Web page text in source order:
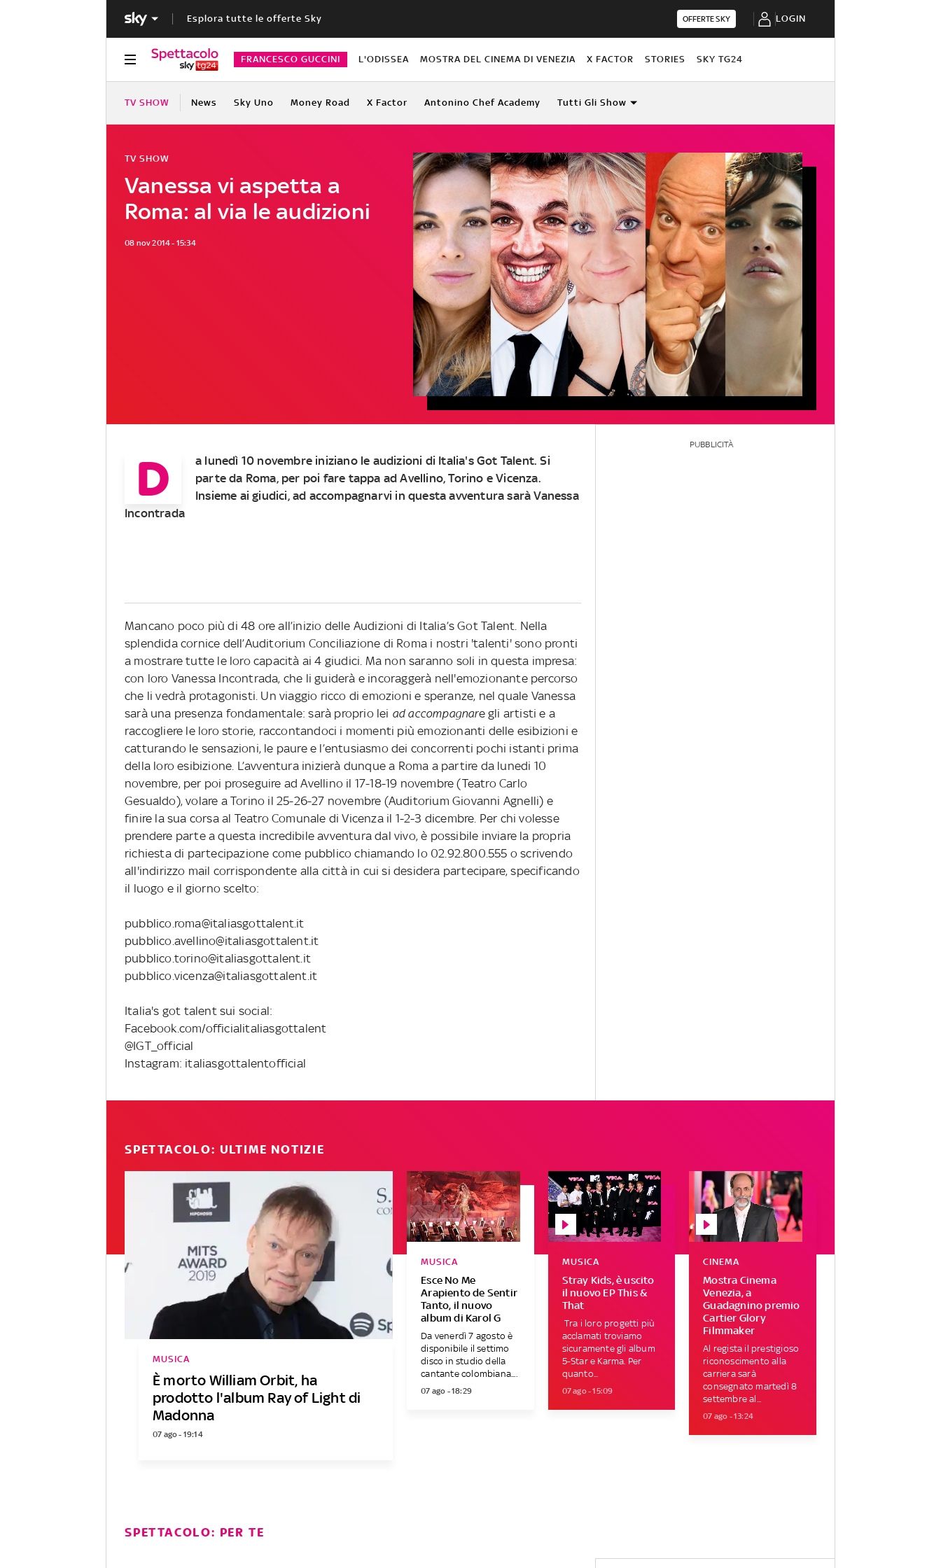
Esplora tutte le offerte Sky OFFERTE SKY LOGIN
FRANCESCO GUCCINI L'ODISSEA MOSTRA DEL CINEMA DI VENEZIA X FACTOR STORIES SKY TG24
TV SHOW News Sky Uno Money Road X Factor Antonino Chef Academy Tutti Gli Show
Vanessa vi aspetta a
Roma: al via le audizioni
TV SHOW
08 nov 2014 - 15:34
D
a lunedì 10 novembre iniziano le audizioni di Italia's Got Talent. Si
parte da Roma, per poi fare tappa ad Avellino, Torino e Vicenza.
Insieme ai giudici, ad accompagnarvi in questa avventura sarà Vanessa
Incontrada
Mancano poco più di 48 ore all’inizio delle Audizioni di Italia’s Got Talent. Nella
splendida cornice dell’Auditorium Conciliazione di Roma i nostri 'talenti' sono pronti
a mostrare tutte le loro capacità ai 4 giudici. Ma non saranno soli in questa impresa:
con loro Vanessa Incontrada, che li guiderà e incoraggerà nell'emozionante percorso
che li vedrà protagonisti. Un viaggio ricco di emozioni e speranze, nel quale Vanessa
sarà una presenza fondamentale: sarà proprio lei ad accompagnare gli artisti e a
raccogliere le loro storie, raccontandoci i momenti più emozionanti delle esibizioni e
catturando le sensazioni, le paure e l’entusiasmo dei concorrenti pochi istanti prima
della loro esibizione. L’avventura inizierà dunque a Roma a partire da lunedi 10
novembre, per poi proseguire ad Avellino il 17-18-19 novembre (Teatro Carlo
Gesualdo), volare a Torino il 25-26-27 novembre (Auditorium Giovanni Agnelli) e
finire la sua corsa al Teatro Comunale di Vicenza il 1-2-3 dicembre. Per chi volesse
prendere parte a questa incredibile avventura dal vivo, è possibile inviare la propria
richiesta di partecipazione come pubblico chiamando lo 02.92.800.555 o scrivendo
all'indirizzo mail corrispondente alla città in cui si desidera partecipare, specificando
il luogo e il giorno scelto:
pubblico.roma@italiasgottalent.it
pubblico.avellino@italiasgottalent.it
pubblico.torino@italiasgottalent.it
pubblico.vicenza@italiasgottalent.it
Italia's got talent sui social:
Facebook.com/officialitaliasgottalent
@IGT_official
Instagram: italiasgottalentofficial
PUBBLICITÀ
SPETTACOLO: ULTIME NOTIZIE
È morto William Orbit, ha
prodotto l'album Ray of Light di
Madonna
MUSICA
07 ago - 19:14
Esce No Me
Arapiento de Sentir
Tanto, il nuovo
album di Karol G
MUSICA
Da venerdì 7 agosto è
disponibile il settimo
disco in studio della
cantante colombiana....
07 ago - 18:29
Stray Kids, è uscito
il nuovo EP This &
That
MUSICA
Tra i loro progetti più
acclamati troviamo
sicuramente gli album
5-Star e Karma. Per
quanto...
07 ago - 15:09
Mostra Cinema
Venezia, a
Guadagnino premio
Cartier Glory
Filmmaker
CINEMA
Al regista il prestigioso
riconoscimento alla
carriera sarà
consegnato martedì 8
settembre al...
07 ago - 13:24
SPETTACOLO: PER TE